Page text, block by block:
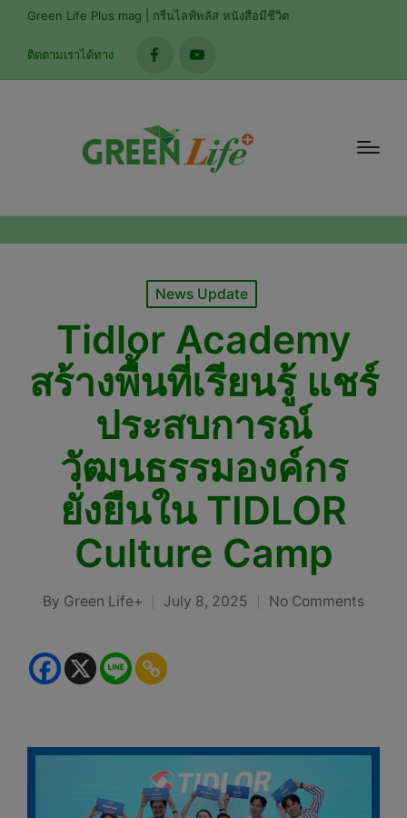
Green Life Plus mag | กรีนไลฟ์พลัส หนังสือมีชีวิต
ติดตามเราได้ทาง
facebookyoutube
Posted
News Update
Tidlor Academy
สร้างพื้นที่เรียนรู้ แชร์
ประสบการณ์
วัฒนธรรมองค์กร
ยั่งยืนใน TIDLOR
Culture Camp
Posted
By Green Life+ July 8, 2025 No Comments
modal-check